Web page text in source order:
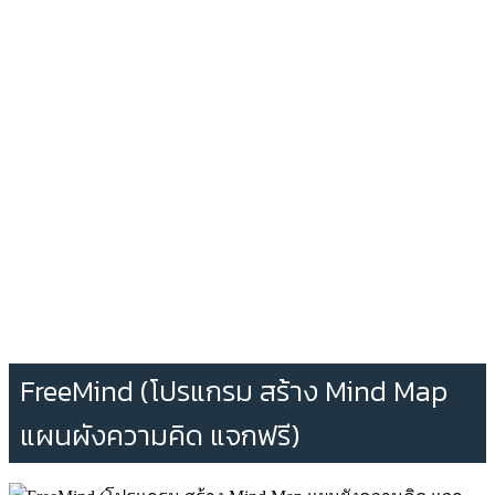
FreeMind (โปรแกรม สร้าง Mind Map
แผนผังความคิด แจกฟรี)